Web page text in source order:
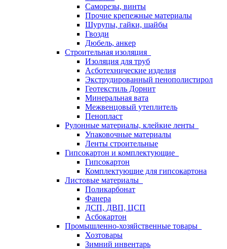
Саморезы, винты
Прочие крепежные материалы
Шурупы, гайки, шайбы
Гвозди
Дюбель, анкер
Строительная изоляция
Изоляция для труб
Асботехнические изделия
Экструдированный пенополистирол
Геотекстиль Дорнит
Минеральная вата
Межвенцовый утеплитель
Пенопласт
Рулонные материалы, клейкие ленты
Упаковочные материалы
Ленты строительные
Гипсокартон и комплектующие
Гипсокартон
Комплектующие для гипсокартона
Листовые материалы
Поликарбонат
Фанера
ДСП, ДВП, ЦСП
Асбокартон
Промышленно-хозяйственные товары
Хозтовары
Зимний инвентарь